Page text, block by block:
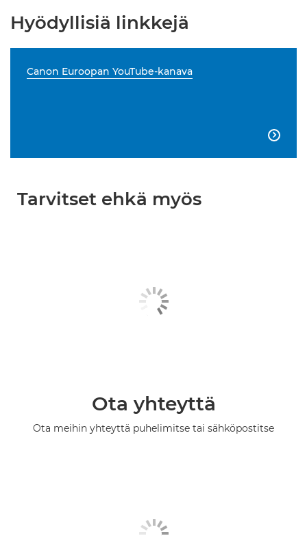
Hyödyllisiä linkkejä
Canon Euroopan YouTube-kanava

Tarvitset ehkä myös
Ota yhteyttä
Ota meihin yhteyttä puhelimitse tai sähköpostitse